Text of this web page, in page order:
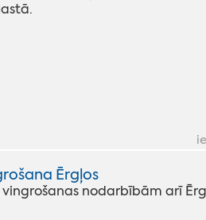
Ērgļos
nodarbībām arī